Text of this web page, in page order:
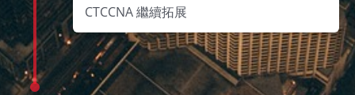
CTCCNA 繼續拓展